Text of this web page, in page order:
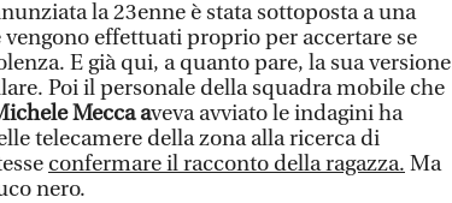
la 23enne è stata sottoposta a una
effettuati proprio per accertare se
E già qui, a quanto pare, la sua versione
Poi il personale della squadra mobile che
Mecca aveva avviato le indagini ha
telecamere della zona alla ricerca di
confermare il racconto della ragazza. Ma
nero.